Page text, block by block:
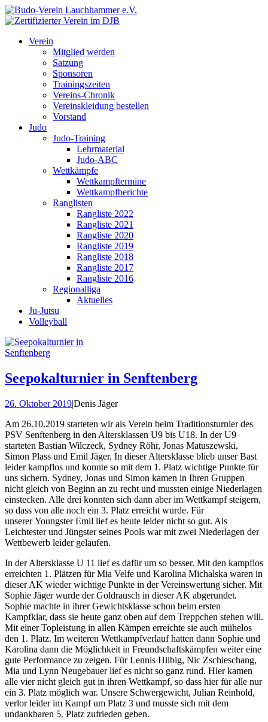
Verein
Mitglied werden
Satzung
Sponsoren
Trainingszeiten
Vereins-Chronik
Vereinskleidung bestellen
Vorstand
Judo
Judo-Training
Lehrmaterial
Judo-ABC
Wettkämpfe
Wettkampftermine
Wettkampfberichte
Ranglisten
Rangliste 2022
Rangliste 2021
Rangliste 2020
Rangliste 2019
Rangliste 2018
Rangliste 2017
Rangliste 2016
Regionalliga
Aktuelles
Ju-Jutsu
Volleyball
Seepokalturnier in Senftenberg
26. Oktober 2019|Denis Jäger
Am 26.10.2019 starteten wir als Verein beim Traditionsturnier des
PSV Senftenberg in den Altersklassen U9 bis U18. In der U9
starteten Bastian Wilczeck, Sydney Röhr, Jonas Matuszewski,
Simon Plass und Emil Jäger. In dieser Altersklasse blieb unser Bast
leider kampflos und konnte so mit dem 1. Platz wichtige Punkte für
uns sichern. Sydney, Jonas und Simon kamen in Ihren Gruppen
nicht gleich von Beginn an zu recht und mussten einige Niederlagen
einstecken. Alle drei konnten sich dann aber im Wettkampf steigern,
so dass von alle noch ein 3. Platz erreicht wurde. Für
unserer Youngster Emil lief es heute leider nicht so gut. Als
Leichtester und Jüngster seines Pools war mit zwei Niederlagen der
Wettbewerb leider gelaufen.
In der Altersklasse U 11 lief es dafür um so besser. Mit den kampflos
erreichten 1. Plätzen für Mia Velfe und Karolina Michalska waren in
dieser AK wieder wichtige Punkte in der Vereinswertung sicher. Mit
Sophie Jäger wurde der Goldrausch in dieser AK abgerundet.
Sophie machte in ihrer Gewichtsklasse schon beim ersten
Kampfklar, dass sie heute ganz oben auf dem Treppchen stehen will.
Mit einer Topleistung in allen Kämpen erreichte sie auch mühelos
den 1. Platz. Im weiteren Wettkampfverlauf hatten dann Sophie und
Karolina dann die Möglichkeit in Freundschaftskämpfen weiter eine
gute Performance zu zeigen. Für Lennis Hilbig, Nic Zschieschang,
Mia und Lynn Neugebauer lief es nicht so ganz rund. Hier kamen
alle vier nicht gleich gut in ihren Wettkampf, so dass hier für alle nur
ein 3. Platz möglich war. Unsere Schwergewicht, Julian Reinhold,
verlor leider im Kampf um Platz 3 und musste sich mit dem
undankbaren 5. Platz zufrieden geben.